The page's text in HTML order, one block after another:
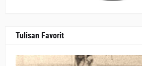
Tulisan Favorit